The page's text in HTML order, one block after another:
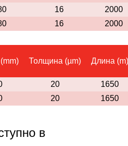
16
2000
16 2000
Толщина (µm) Длина (m)
20
1650
20 1650
в